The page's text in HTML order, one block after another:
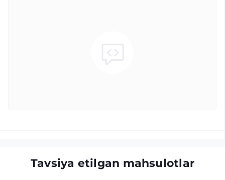
Tavsiya etilgan mahsulotlar